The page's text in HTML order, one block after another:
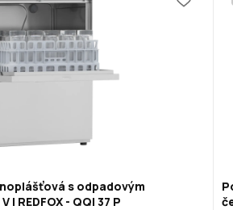
s odpadovým
| REDFOX - QQI 37 P